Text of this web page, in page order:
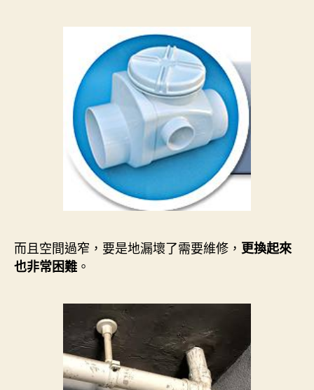
而且空間過窄，要是地漏壞了需要維修， 更換起來
也非常困難 。